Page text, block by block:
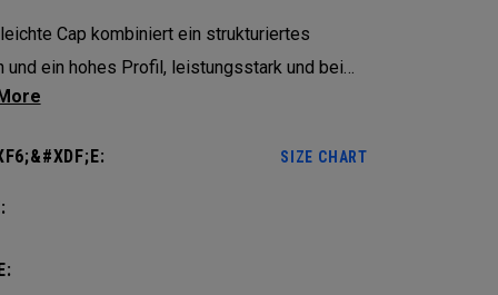
Cap kombiniert ein strukturiertes
und ein hohes Profil, leistungsstark und bei
beliebt.
SIZE CHART